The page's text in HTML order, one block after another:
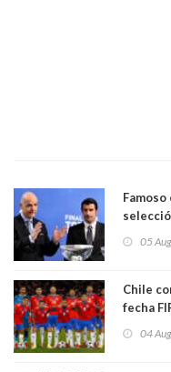
05
Chile
fecha
04